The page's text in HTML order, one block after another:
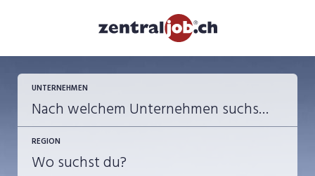
UNTERNEHMEN
REGION